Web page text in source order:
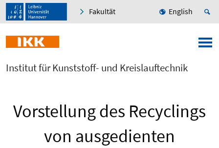
Fakultät English
Institut für Kunststoff- und Kreislauftechnik
Vorstellung des Recyclings
von ausgedienten